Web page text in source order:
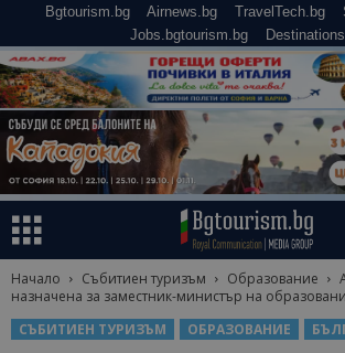
Bgtourism.bg Airnews.bg TravelTech.bg
Jobs.bgtourism.bg
Начало Събитиен туризъм Образование
назначена за заместник-министър на
СЪБИТИЕН ТУРИЗЪМ
ОБРАЗОВАНИЕ